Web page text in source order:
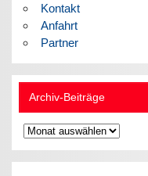
Kontakt
Anfahrt
Partner
Archiv-Beiträge
Archiv-
Beiträge